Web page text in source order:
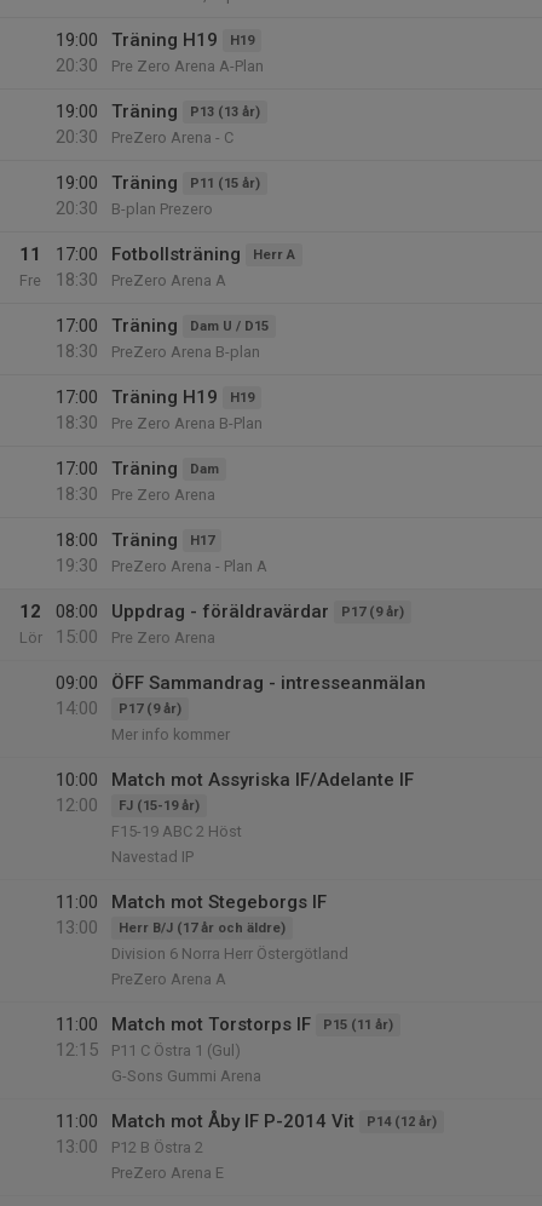
19:00
20:30
Träning H19 H19
Pre Zero Arena A-Plan
19:00
20:30
Träning P13 (13 år)
PreZero Arena - C
19:00
20:30
Träning P11 (15 år)
B-plan Prezero
11
Fre
17:00
18:30
Fotbollsträning Herr A
PreZero Arena A
17:00
18:30
Träning Dam U / D15
PreZero Arena B-plan
17:00
18:30
Träning H19 H19
Pre Zero Arena B-Plan
17:00
18:30
Träning Dam
Pre Zero Arena
18:00
19:30
Träning H17
PreZero Arena - Plan A
12
Lör
08:00
15:00
Uppdrag - föräldravärdar P17 (9 år)
Pre Zero Arena
09:00
14:00
ÖFF Sammandrag - intresseanmälan
P17 (9 år)
Mer info kommer
10:00
12:00
Match mot Assyriska IF/Adelante IF
FJ (15-19 år)
F15-19 ABC 2 Höst
Navestad IP
11:00
13:00
Match mot Stegeborgs IF
Herr B/J (17 år och äldre)
Division 6 Norra Herr Östergötland
PreZero Arena A
11:00
12:15
Match mot Torstorps IF P15 (11 år)
P11 C Östra 1 (Gul)
G-Sons Gummi Arena
11:00
13:00
Match mot Åby IF P-2014 Vit P14 (12 år)
P12 B Östra 2
PreZero Arena E